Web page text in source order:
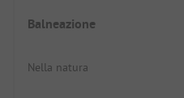
Balneazione
Nella natura